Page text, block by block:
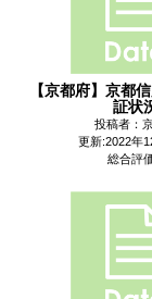
【京都府】京都
証状
投稿者：
更新:2022年
総合評